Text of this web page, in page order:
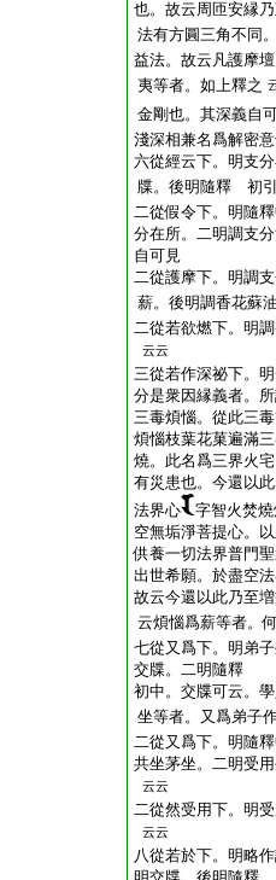
也。故云周匝安縁
法有方圓三角不同
益法。故云凡護摩
夷等者。如上釋之
金剛也。其深義自
淺深相兼名爲解密
六從經云下。明支
牒。後明隨釋 初
二從假令下。明隨
分在所。二明調支
自可見
二從護摩下。明調
薪。後明調香花蘇
二從若欲燃下。明
云云
三從若作深祕下。
分是衆因縁義者。
三毒煩惱。從此三
煩惱枝葉花菓遍滿
燒。此名爲三界火
有災患也。今還以
法界心
字智火焚
空無垢淨菩提心。
供養一切法界普門
出世希願。於盡空
故云今還以此乃至
云煩惱爲薪等者。
七從又爲下。明弟
交牒。二明隨釋
初中。交牒可云。
坐等者。又爲弟子
二從又爲下。明隨
共坐茅坐。二明受
云云
二從然受用下。明
云云
八從若於下。明略